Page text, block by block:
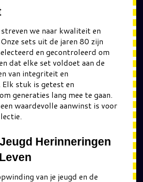
we naar kwaliteit en
sets uit de jaren 80 zijn
en gecontroleerd om
dat elke set voldoet aan de
van integriteit en
Elk stuk is getest en
generaties lang mee te gaan.
waardevolle aanwinst is voor
Herinneringen
van je jeugd en de